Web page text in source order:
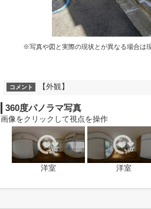
※写真や図と実際の現状とが異なる場合は
コメント 【外観】
360度パノラマ写真
画像をクリックして視点を操作
洋室 洋室